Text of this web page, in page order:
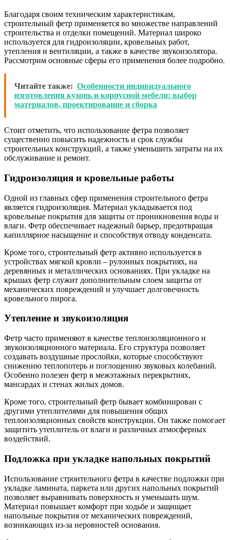
Благодаря своим техническим характеристикам,
строительный фетр применяется во множестве направлений
строительства и отделки помещений. Материал широко
используется для гидроизоляции, кровельных работ,
утепления и вентиляции, а также в качестве звукоизолятора.
Рассмотрим основные сферы его применения более подробно.
Читайте также: Особенности индивидуального
изготовления кухонь и корпусной мебели: выбор
материалов, проектирование и сборка
Стоит отметить, что использование фетра позволяет
существенно повысить надежность и срок службы
строительных конструкций, а также уменьшить затраты на их
обслуживание и ремонт.
Гидроизоляция и кровельные работы
Одной из главных сфер применения строительного фетра
является гидроизоляция. Материал укладывается под
кровельные покрытия для защиты от проникновения воды и
влаги. Фетр обеспечивает надежный барьер, предотвращая
капиллярное насыщение и способствуя отводу конденсата.
Кроме того, строительный фетр активно используется в
устройствах мягкой кровли – рулонных покрытиях, на
деревянных и металлических основаниях. При укладке на
крышах фетр служит дополнительным слоем защиты от
механических повреждений и улучшает долговечность
кровельного пирога.
Утепление и звукоизоляция
Фетр часто применяют в качестве теплоизоляционного и
звукоизоляционного материала. Его структура позволяет
создавать воздушные прослойки, которые способствуют
снижению теплопотерь и поглощению звуковых колебаний.
Особенно полезен фетр в межэтажных перекрытиях,
мансардах и стенах жилых домов.
Кроме того, строительный фетр бывает комбинирован с
другими утеплителями для повышения общих
теплоизоляционных свойств конструкции. Он также помогает
защитить утеплитель от влаги и различных атмосферных
воздействий.
Подложка при укладке напольных покрытий
Использование строительного фетра в качестве подложки при
укладке ламината, паркета или других напольных покрытий
позволяет выравнивать поверхность и уменьшать шум.
Материал повышает комфорт при ходьбе и защищает
напольные покрытия от механических повреждений,
возникающих из-за неровностей основания.